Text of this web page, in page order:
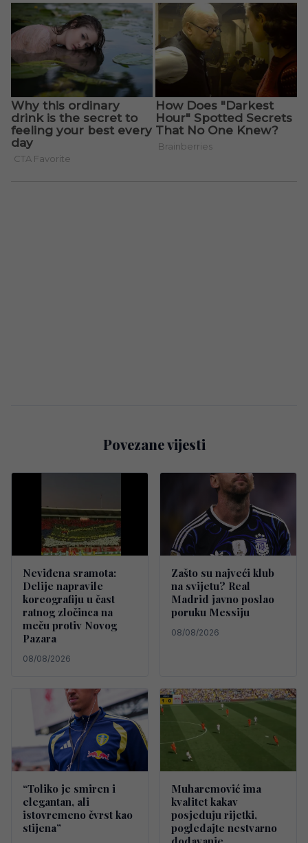
Povezane vijesti
Neviđena sramota:
Delije napravile
koreografiju u čast
ratnog zločinca na
meču protiv Novog
Pazara
08/08/2026
Zašto su najveći klub
na svijetu? Real
Madrid javno poslao
poruku Messiju
08/08/2026
“Toliko je smiren i
elegantan, ali
istovremeno čvrst kao
stijena”
Muharemović ima
kvalitet kakav
posjeduju rijetki,
pogledajte nestvarno